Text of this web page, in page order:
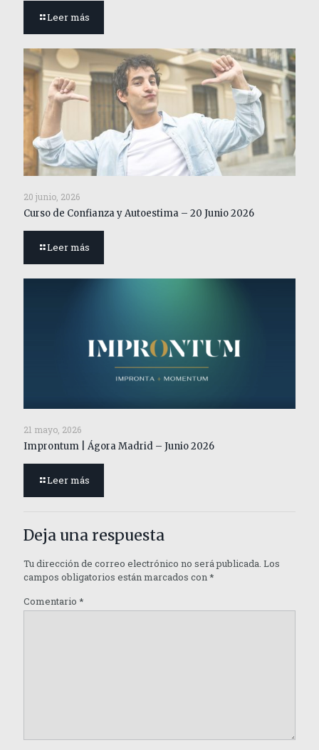
Leer más
20 junio, 2026
Curso de Confianza y Autoestima – 20 Junio 2026
Leer más
21 mayo, 2026
Improntum | Ágora Madrid – Junio 2026
Leer más
Deja una respuesta
Tu dirección de correo electrónico no será publicada. Los
campos obligatorios están marcados con*
Comentario *